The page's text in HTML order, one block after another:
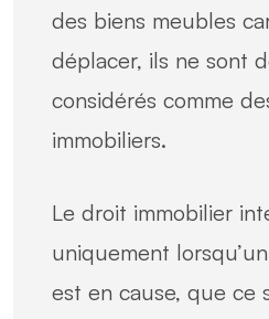
des biens meubles
déplacer, ils ne sont
considérés comme
immobiliers.
Le droit immobilier
uniquement
est en cause, que ce